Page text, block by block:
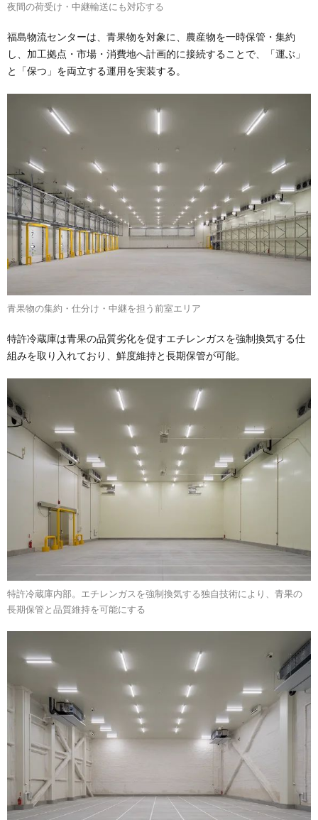
夜間の荷受け・中継輸送にも対応する
福島物流センターは、青果物を対象に、農産物を一時保管・集約
し、加工拠点・市場・消費地へ計画的に接続することで、「運ぶ」
と「保つ」を両立する運用を実装する。
青果物の集約・仕分け・中継を担う前室エリア
特許冷蔵庫は青果の品質劣化を促すエチレンガスを強制換気する仕
組みを取り入れており、鮮度維持と長期保管が可能。
特許冷蔵庫内部。エチレンガスを強制換気する独自技術により、青果の
長期保管と品質維持を可能にする